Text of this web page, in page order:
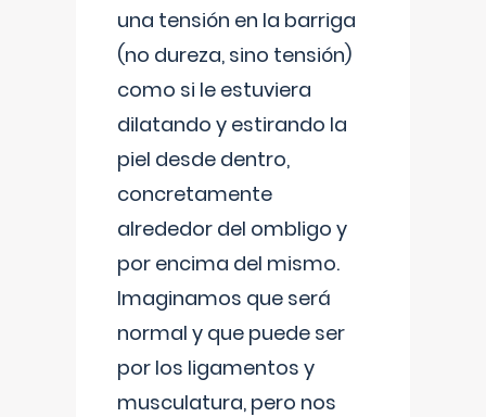
una tensión en la barriga
(no dureza, sino tensión)
como si le estuviera
dilatando y estirando la
piel desde dentro,
concretamente
alrededor del ombligo y
por encima del mismo.
Imaginamos que será
normal y que puede ser
por los ligamentos y
musculatura, pero nos